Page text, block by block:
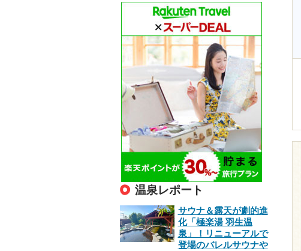
温泉レポート
サウナ＆露天が劇的進
化「極楽湯 羽生温
泉」！リニューアルで
登場のバレルサウナや